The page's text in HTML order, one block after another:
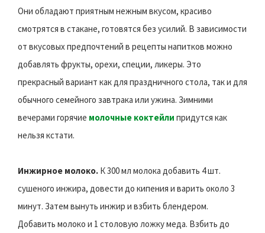
Они обладают приятным нежным вкусом, красиво
смотрятся в стакане, готовятся без усилий. В зависимости
от вкусовых предпочтений в рецепты напитков можно
добавлять фрукты, орехи, специи, ликеры. Это
прекрасный вариант как для праздничного стола, так и для
обычного семейного завтрака или ужина. Зимними
вечерами горячие молочные коктейли придутся как
нельзя кстати.
Инжирное молоко. К 300 мл молока добавить 4 шт.
сушеного инжира, довести до кипения и варить около 3
минут. Затем вынуть инжир и взбить блендером.
Добавить молоко и 1 столовую ложку меда. Взбить до